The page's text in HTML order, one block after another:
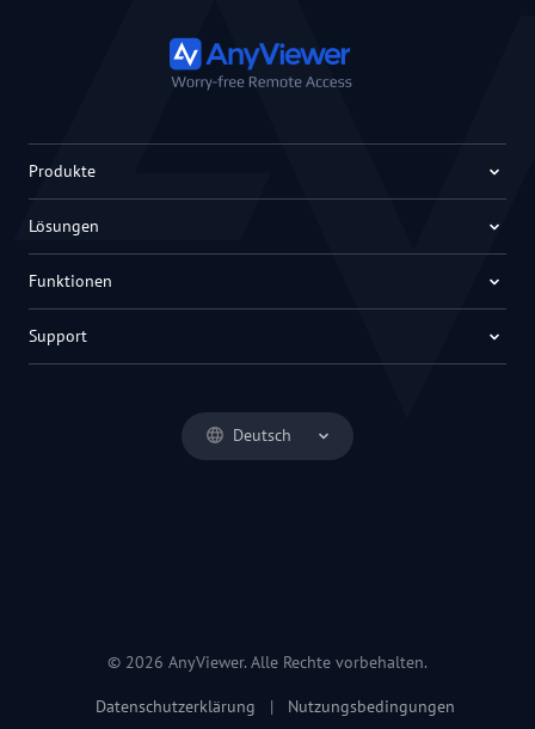
Deutsch
Produkte
Lösungen
Funktionen
Support
© 2026 AnyViewer. Alle Rechte vorbehalten.
Datenschutzerklärung | Nutzungsbedingungen